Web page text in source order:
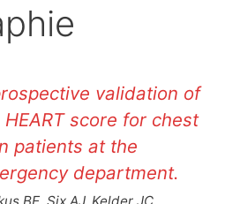
validation of
HEART score for chest
patients at the
department.
BE, Six AJ, Kelder JC,